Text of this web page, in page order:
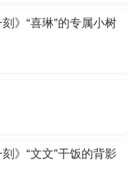
刻》“喜琳”的专属小树
刻》“文文”干饭的背影